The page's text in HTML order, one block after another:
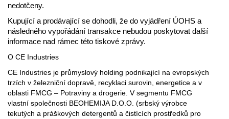
nedotčeny.
Kupující a prodávající se dohodli, že do vyjádření ÚOHS a
následného vypořádání transakce nebudou poskytovat další
informace nad rámec této tiskové zprávy.
O CE Industries
CE Industries je průmyslový holding podnikající na evropských
trzích v železniční dopravě, recyklaci surovin, energetice a v
oblasti FMCG – Potraviny a drogerie. V segmentu FMCG
vlastní společnosti BEOHEMIJA D.O.O. (srbský výrobce
tekutých a práškových detergentů a čistících prostředků pro